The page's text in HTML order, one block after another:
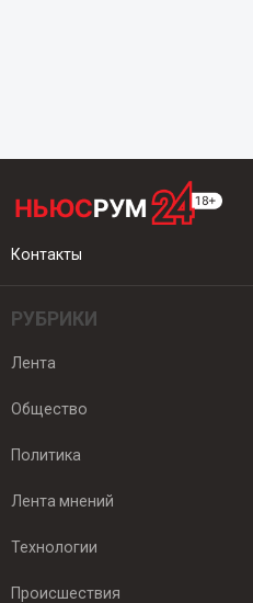
Контакты
РУБРИКИ
Лента
Общество
Политика
Лента мнений
Технологии
Происшествия